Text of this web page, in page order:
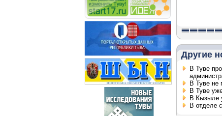
Другие
В Туве
В Туве не
В Туве
В Кызыле
В отделе